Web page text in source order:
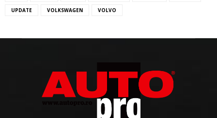
UPDATE VOLKSWAGEN VOLVO